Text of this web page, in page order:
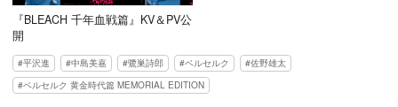
『BLEACH 千年血戦篇』KV＆PV公
開
平沢進 中島美嘉 鷺巣詩郎 ベルセルク
佐野雄太
ベルセルク 黄金時代篇 MEMORIAL EDITION